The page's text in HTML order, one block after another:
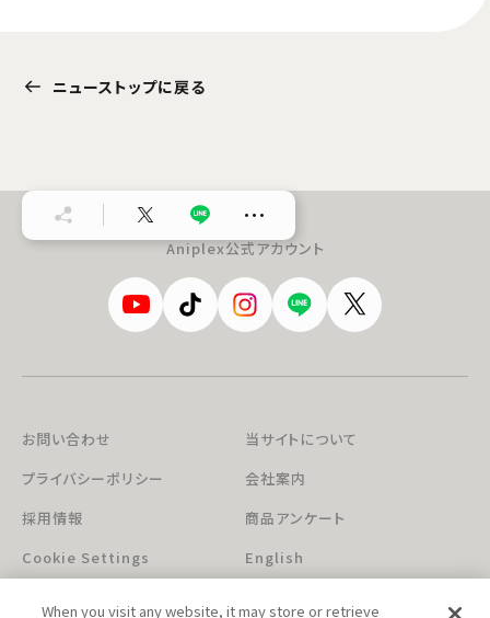
ニューストップに戻る
…
Aniplex公式アカウント
お問い合わせ
当サイトについて
プライバシーポリシー
会社案内
採用情報
商品アンケート
Cookie Settings
English
When you visit any website, it may store or retrieve